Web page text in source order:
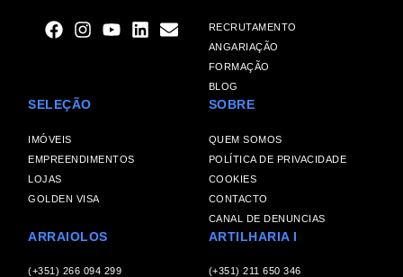
RECRUTAMENTO
ANGARIAÇÃO
FORMAÇÃO
BLOG
SELEÇÃO
IMÓVEIS
EMPREENDIMENTOS
LOJAS
GOLDEN VISA
SOBRE
QUEM SOMOS
POLÍTICA DE PRIVACIDADE
COOKIES
CONTACTO
CANAL DE DENUNCIAS
ARRAIOLOS
(+351) 266 094 299
ARTILHARIA I
(+351) 211 650 346